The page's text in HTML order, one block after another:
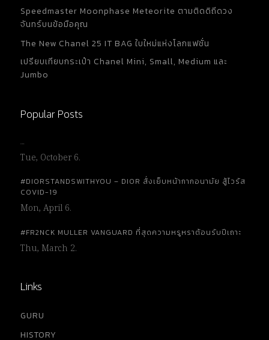
Speedmaster Moonphase Meteorite ตามติดดิถีดวง
จันทร์บนข้อมือคุณ
The New Chanel 25 IT BAG ใบใหม่แห่งโลกแฟชั่น
เปรียบเทียบกระเป๋า Chanel Mini, Small, Medium และ
Jumbo
Popular Posts
…
Tue, October 6.
#DIORSTANDSWITHYOU – DIOR สั่งเย็บหน้ากากอนามัย สู้ไวรัส
COVID-19
Mon, April 6.
#FR2NCK MULLER VANGUARD ที่สุดความหรูหราต้อนรับปีเถาะ
Thu, March 2.
Links
GURU
HISTORY